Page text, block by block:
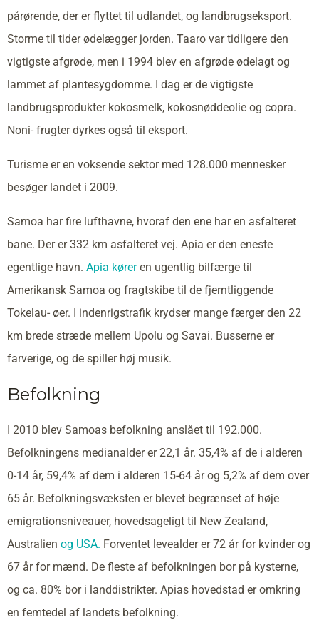
pårørende, der er flyttet til udlandet, og landbrugseksport.
Storme til tider ødelægger jorden. Taaro var tidligere den
vigtigste afgrøde, men i 1994 blev en afgrøde ødelagt og
lammet af plantesygdomme. I dag er de vigtigste
landbrugsprodukter kokosmelk, kokosnøddeolie og copra.
Noni- frugter dyrkes også til eksport.
Turisme er en voksende sektor med 128.000 mennesker
besøger landet i 2009.
Samoa har fire lufthavne, hvoraf den ene har en asfalteret
bane. Der er 332 km asfalteret vej. Apia er den eneste
egentlige havn. Apia køreren ugentlig bilfærge til
Amerikansk Samoa og fragtskibe til de fjerntliggende
Tokelau- øer. I indenrigstrafik krydser mange færger den 22
km brede stræde mellem Upolu og Savai. Busserne er
farverige, og de spiller høj musik.
Befolkning
I 2010 blev Samoas befolkning anslået til 192.000.
Befolkningens medianalder er 22,1 år. 35,4% af de i alderen
0-14 år, 59,4% af dem i alderen 15-64 år og 5,2% af dem over
65 år. Befolkningsvæksten er blevet begrænset af høje
emigrationsniveauer, hovedsageligt til New Zealand,
Australien og USA. Forventet levealder er 72 år for kvinder og
67 år for mænd. De fleste af befolkningen bor på kysterne,
og ca. 80% bor i landdistrikter. Apias hovedstad er omkring
en femtedel af landets befolkning.